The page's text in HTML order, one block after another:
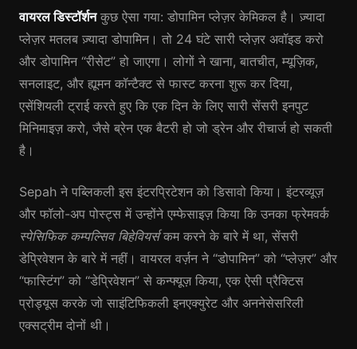
वायरल डिस्टॉर्शनकुछ ऐसा गया: डोपामिन प्लेज़र केमिकल है। ज़्यादा
प्लेज़र मतलब ज़्यादा डोपामिन। तो 24 घंटे सारी प्लेज़र अवॉइड करो
और डोपामिन “रीसेट” हो जाएगा। लोगों ने खाना, बातचीत, म्यूज़िक,
सनलाइट, और ह्यूमन कॉन्टैक्ट से फास्ट करना शुरू कर दिया,
एसेंशियली ट्राई करते हुए कि एक दिन के लिए सारी सेंसरी इनपुट
मिनिमाइज़ करो, जैसे ब्रेन एक बैटरी हो जो ड्रेन और रीचार्ज हो सकती
है।
Sepah ने पब्लिकली इस इंटरप्रिटेशन को डिसावो किया। इंटरव्यूज़
और फॉलो-अप पोस्ट्स में उन्होंने एम्फेसाइज़ किया कि उनका फ्रेमवर्क
स्पेसिफिक कम्पल्सिव बिहेवियर्सकम करने के बारे में था, सेंसरी
डेप्रिवेशन के बारे में नहीं। वायरल वर्ज़न ने “डोपामिन” को “प्लेज़र” और
“फास्टिंग” को “डेप्रिवेशन” से कन्फ्यूज़ किया, एक ऐसी प्रैक्टिस
प्रोड्यूस करके जो साइंटिफिकली इनएक्युरेट और अननेसेसरिली
एक्सट्रीम दोनों थी।